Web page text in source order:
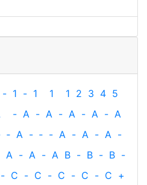
- 1 - 1 1 1 2 3 4 5
- A - A - A - A - A
‐ A - ‐ - A - A - A -
A - A - A B - B - B -
- C - C - C - C - C +